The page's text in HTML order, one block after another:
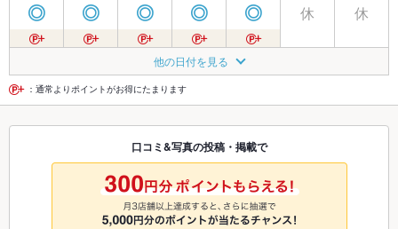
◎ ◎ ◎ ◎ ◎ 休 休
休 ◎
8/26
◎
8/27
◎
8/28
◎ ◎ 休
8/31 9/1 9/2
◎
9/3
◎
9/4
◎
9/5 9/6
9/9
◎
9/10
◎
9/11
◎
9/12
他の日付を見る
：通常よりポイントがお得にたまります
口コミ&写真の投稿・掲載で